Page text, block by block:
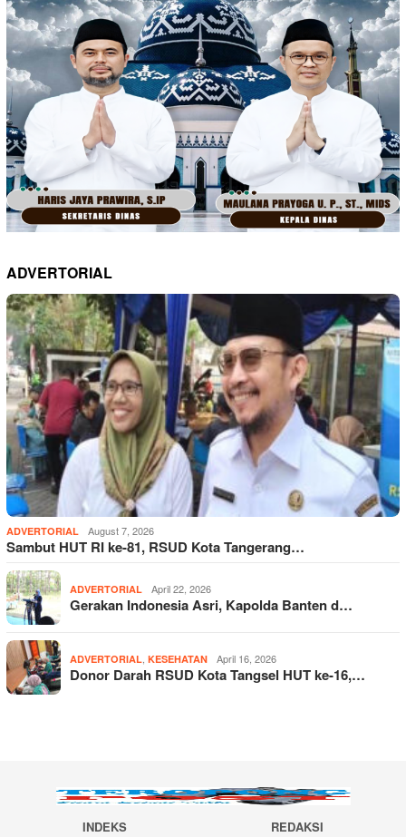
ADVERTORIAL
ADVERTORIAL August 7, 2026
Sambut HUT RI ke-81, RSUD Kota Tangerang…
ADVERTORIAL April 22, 2026
Gerakan Indonesia Asri, Kapolda Banten d…
ADVERTORIAL KESEHATAN April 16, 2026
Donor Darah RSUD Kota Tangsel HUT ke-16,…
INDEKS
REDAKSI